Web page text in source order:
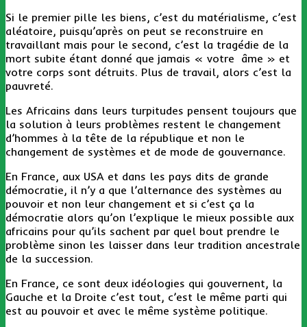
Si le premier pille les biens, c’est du matérialisme, c’est
aléatoire, puisqu’après on peut se reconstruire en
travaillant mais pour le second, c’est la tragédie de la
mort subite étant donné que jamais « votre âme » et
votre corps sont détruits. Plus de travail, alors c’est la
pauvreté.
Les Africains dans leurs turpitudes pensent toujours que
la solution à leurs problèmes restent le changement
d’hommes à la tête de la république et non le
changement de systèmes et de mode de gouvernance.
En France, aux USA et dans les pays dits de grande
démocratie, il n’y a que l’alternance des systèmes au
pouvoir et non leur changement et si c’est ça la
démocratie alors qu’on l’explique le mieux possible aux
africains pour qu’ils sachent par quel bout prendre le
problème sinon les laisser dans leur tradition ancestrale
de la succession.
En France, ce sont deux idéologies qui gouvernent, la
Gauche et la Droite c’est tout, c’est le même parti qui
est au pouvoir et avec le même système politique.